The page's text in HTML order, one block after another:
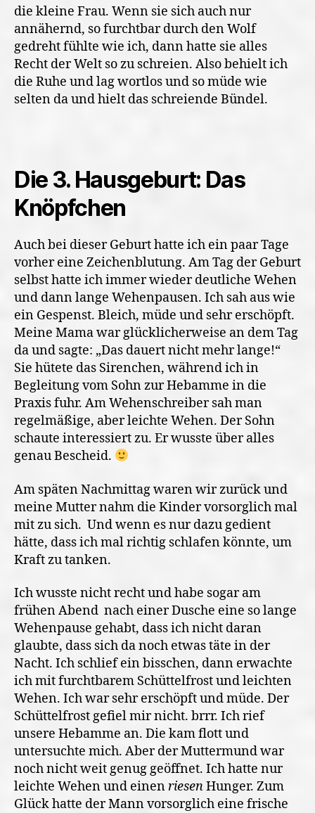
die kleine Frau. Wenn sie sich auch nur
annähernd, so furchtbar durch den Wolf
gedreht fühlte wie ich, dann hatte sie alles
Recht der Welt so zu schreien. Also behielt ich
die Ruhe und lag wortlos und so müde wie
selten da und hielt das schreiende Bündel.
Die 3. Hausgeburt: Das
Knöpfchen
Auch bei dieser Geburt hatte ich ein paar Tage
vorher eine Zeichenblutung. Am Tag der Geburt
selbst hatte ich immer wieder deutliche Wehen
und dann lange Wehenpausen. Ich sah aus wie
ein Gespenst. Bleich, müde und sehr erschöpft.
Meine Mama war glücklicherweise an dem Tag
da und sagte: „Das dauert nicht mehr lange!“
Sie hütete das Sirenchen, während ich in
Begleitung vom Sohn zur Hebamme in die
Praxis fuhr. Am Wehenschreiber sah man
regelmäßige, aber leichte Wehen. Der Sohn
schaute interessiert zu. Er wusste über alles
genau Bescheid.
Am späten Nachmittag waren wir zurück und
meine Mutter nahm die Kinder vorsorglich mal
mit zu sich. Und wenn es nur dazu gedient
hätte, dass ich mal richtig schlafen könnte, um
Kraft zu tanken.
Ich wusste nicht recht und habe sogar am
frühen Abend nach einer Dusche eine so lange
Wehenpause gehabt, dass ich nicht daran
glaubte, dass sich da noch etwas täte in der
Nacht. Ich schlief ein bisschen, dann erwachte
ich mit furchtbarem Schüttelfrost und leichten
Wehen. Ich war sehr erschöpft und müde. Der
Schüttelfrost gefiel mir nicht. brrr. Ich rief
unsere Hebamme an. Die kam flott und
untersuchte mich. Aber der Muttermund war
noch nicht weit genug geöffnet. Ich hatte nur
leichte Wehen und einenriesenHunger. Zum
Glück hatte der Mann vorsorglich eine frische